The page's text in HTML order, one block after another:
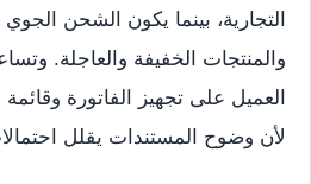
التجارية، بينما يكون الشحن الجوي
والمنتجات الخفيفة والعاجلة.
العميل على تجهيز الفاتورة
لأن وضوح المستندات يقلل